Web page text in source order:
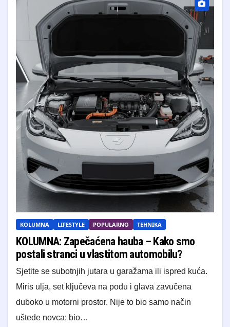
KOLUMNA LIFESTYLE POPULARNO TEHNIKA
KOLUMNA: Zapečaćena hauba – Kako smo
postali stranci u vlastitom automobilu?
Sjetite se subotnjih jutara u garažama ili ispred kuća.
Miris ulja, set ključeva na podu i glava zavučena
duboko u motorni prostor. Nije to bio samo način
uštede novca; bio…